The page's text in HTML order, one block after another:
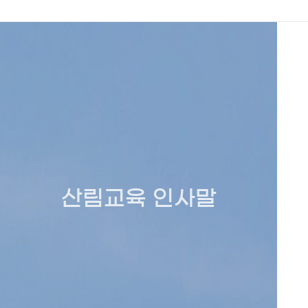
산림교육 인사말